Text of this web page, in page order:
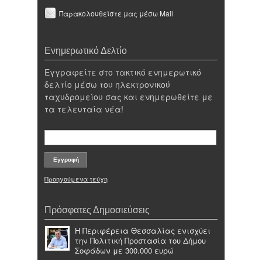
Παρακολουθείστε μας μέσω Mail
Ενημερωτικό Δελτίο
Εγγραφείτε στο τακτικό ενημερωτικό
δελτίο μέσω του ηλεκτρονικού
ταχυδρομείου σας και ενημερωθείτε με
τα τελευταία νέα!
Προηγούμενα τεύχη
Πρόσφατες Δημοσιεύσεις
Η Περιφέρεια Θεσσαλίας ενισχύει
την Πολιτική Προστασία του Δήμου
Σοφάδων με 300.000 ευρώ